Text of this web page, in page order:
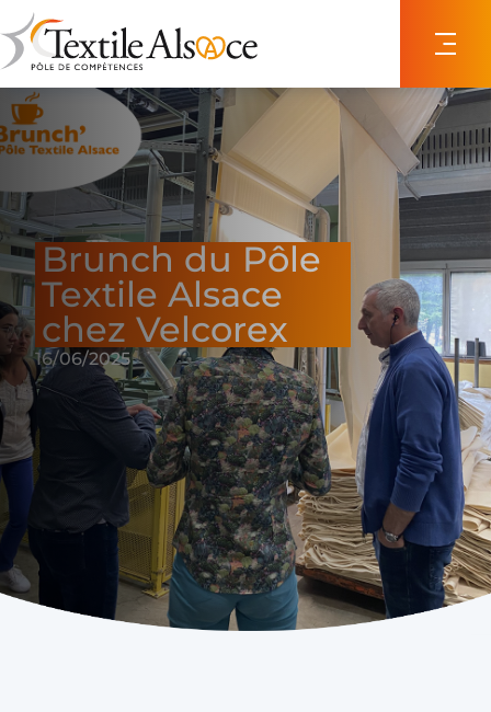
Brunch du Pôle
Textile Alsace
chez Velcorex
16/06/2025
Panneau de gestion des cookies